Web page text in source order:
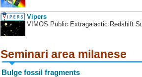
Vipers
VIMOS Public Extragalactic Redshift
Seminari area milanese
Bulge fossil fragments